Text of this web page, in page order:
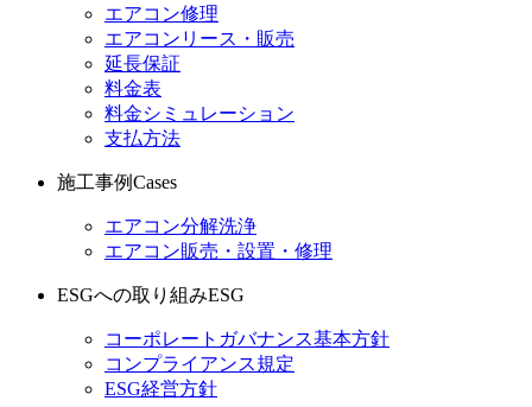
エアコン修理
エアコンリース・販売
延長保証
料金表
料金シミュレーション
支払方法
施工事例Cases
エアコン分解洗浄
エアコン販売・設置・修理
ESGへの取り組みESG
コーポレートガバナンス基本方針
コンプライアンス規定
ESG経営方針